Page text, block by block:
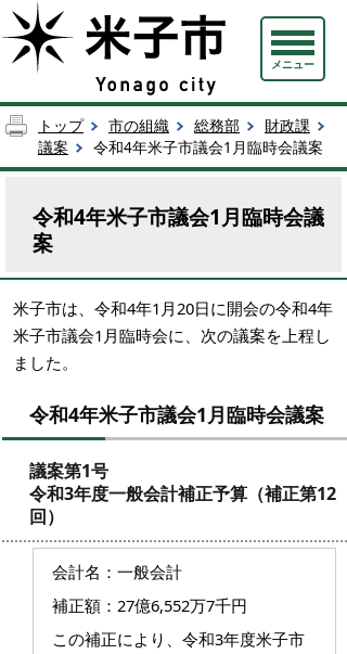
メニュー
トップ 市の組織 総務部
財政課
議案
令和4年米子市議会1月臨時会議案
令和4年米子市議会1月臨時会議
案
米子市は、令和4年1月20日に開会の令和4年
米子市議会1月臨時会に、次の議案を上程し
ました。
令和4年米子市議会1月臨時会議案
議案第1号
令和3年度一般会計補正予算（補正第12
回）
会計名：一般会計
補正額：27億6,552万7千円
この補正により、令和3年度米子市